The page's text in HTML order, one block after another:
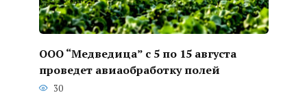
ООО “Медведица” с 5 по 15 августа
проведет авиаобработку полей
30